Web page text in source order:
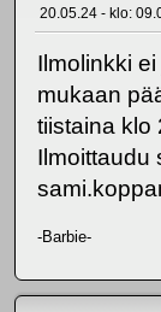
20.05.24 - klo:
Ilmolinkki
mukaan
tiistaina klo
Ilmoittaudu
-Barbie-